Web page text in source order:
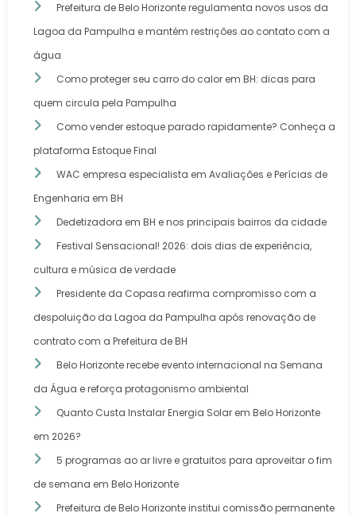
Prefeitura de Belo Horizonte regulamenta novos usos da
Lagoa da Pampulha e mantém restrições ao contato com a
água
Como proteger seu carro do calor em BH: dicas para
quem circula pela Pampulha
Como vender estoque parado rapidamente? Conheça a
plataforma Estoque Final
WAC empresa especialista em Avaliações e Perícias de
Engenharia em BH
Dedetizadora em BH e nos principais bairros da cidade
Festival Sensacional! 2026: dois dias de experiência,
cultura e música de verdade
Presidente da Copasa reafirma compromisso com a
despoluição da Lagoa da Pampulha após renovação de
contrato com a Prefeitura de BH
Belo Horizonte recebe evento internacional na Semana
da Água e reforça protagonismo ambiental
Quanto Custa Instalar Energia Solar em Belo Horizonte
em 2026?
5 programas ao ar livre e gratuitos para aproveitar o fim
de semana em Belo Horizonte
Prefeitura de Belo Horizonte institui comissão permanente